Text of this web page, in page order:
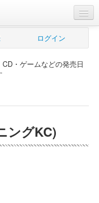
ログイン
・ゲームなどの発売日
ングKC)